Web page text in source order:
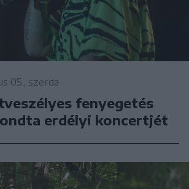
05., szerda
fenyegetés
erdélyi koncertjét